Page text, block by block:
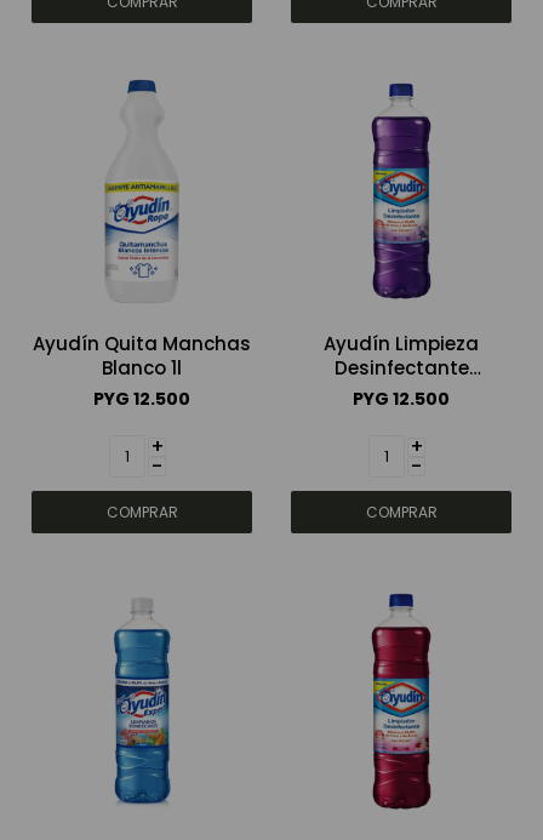
Ayudín Quita Manchas
Blanco 1l
PYG 12.500
+
-
Ayudín Limpieza
Desinfectante
Lavanda 900ml
PYG 12.500
+
-